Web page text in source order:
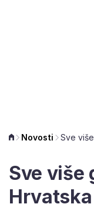
Novosti
Sve više